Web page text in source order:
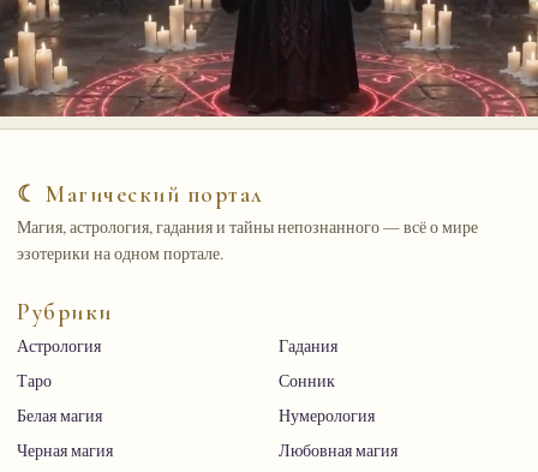
☾ Магический портал
Магия, астрология, гадания и тайны непознанного — всё о мире
эзотерики на одном портале.
Рубрики
Астрология
Гадания
Таро
Сонник
Белая магия
Нумерология
Черная магия
Любовная магия